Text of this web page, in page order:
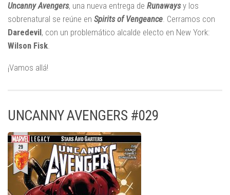
Uncanny Avengers, una nueva entrega de Runawaysy los
sobrenatural se reúne en Spirits of Vengeance. Cerramos con
Daredevil, con un problemático alcalde electo en New York:
Wilson Fisk.
¡Vamos allá!
UNCANNY AVENGERS #029